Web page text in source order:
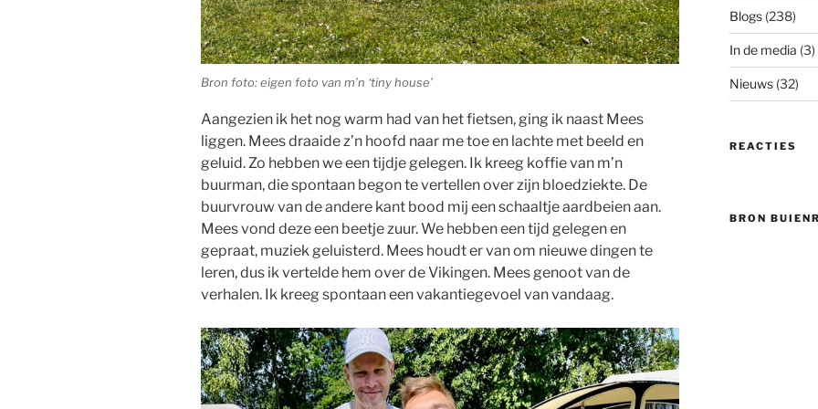
Bron foto: eigen foto van m’n ‘tiny house’
Aangezien ik het nog warm had van het fietsen, ging ik naast Mees
liggen. Mees draaide z’n hoofd naar me toe en lachte met beeld en
geluid. Zo hebben we een tijdje gelegen. Ik kreeg koffie van m’n
buurman, die spontaan begon te vertellen over zijn bloedziekte. De
buurvrouw van de andere kant bood mij een schaaltje aardbeien aan.
Mees vond deze een beetje zuur. We hebben een tijd gelegen en
gepraat, muziek geluisterd. Mees houdt er van om nieuwe dingen te
leren, dus ik vertelde hem over de Vikingen. Mees genoot van de
verhalen. Ik kreeg spontaan een vakantiegevoel van vandaag.
Blogs(238)
In de media (3)
Nieuws(32)
REACTIES
BRON